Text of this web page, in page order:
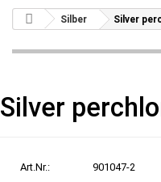
Silber Silver
Silver
Art.Nr.: 901047-2